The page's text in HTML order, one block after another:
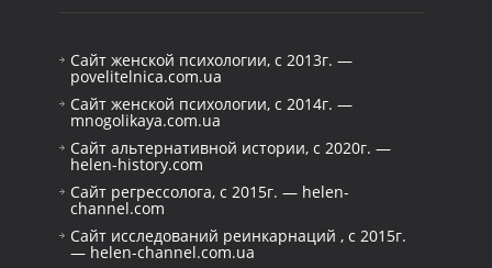
Сайт женской психологии, с 2013г. —
povelitelnica.com.ua
Сайт женской психологии, с 2014г. —
mnogolikaya.com.ua
Сайт альтернативной истории, с 2020г. —
helen-history.com
Сайт регрессолога, с 2015г. — helen-
channel.com
Сайт исследований реинкарнаций , с 2015г.
— helen-channel.com.ua